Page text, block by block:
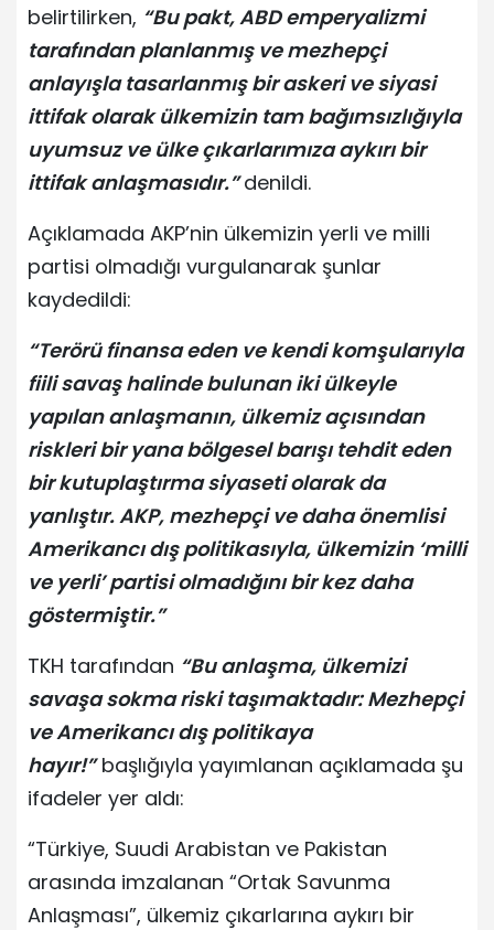
belirtilirken, “Bu pakt, ABD emperyalizmi
tarafından planlanmış ve mezhepçi
anlayışla tasarlanmış bir askeri ve siyasi
ittifak olarak ülkemizin tam bağımsızlığıyla
uyumsuz ve ülke çıkarlarımıza aykırı bir
ittifak anlaşmasıdır.” denildi.
Açıklamada AKP’nin ülkemizin yerli ve milli
partisi olmadığı vurgulanarak şunlar
kaydedildi:
“Terörü finansa eden ve kendi komşularıyla
fiili savaş halinde bulunan iki ülkeyle
yapılan anlaşmanın, ülkemiz açısından
riskleri bir yana bölgesel barışı tehdit eden
bir kutuplaştırma siyaseti olarak da
yanlıştır. AKP, mezhepçi ve daha önemlisi
Amerikancı dış politikasıyla, ülkemizin ‘milli
ve yerli’ partisi olmadığını bir kez daha
göstermiştir.”
TKH tarafından “Bu anlaşma, ülkemizi
savaşa sokma riski taşımaktadır: Mezhepçi
ve Amerikancı dış politikaya
hayır!”başlığıyla yayımlanan açıklamada şu
ifadeler yer aldı:
“Türkiye, Suudi Arabistan ve Pakistan
arasında imzalanan “Ortak Savunma
Anlaşması”, ülkemiz çıkarlarına aykırı bir